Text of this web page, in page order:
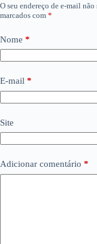
O seu endereço de e-mail não
marcados com *
Nome *
E-mail *
Site
Adicionar comentário *